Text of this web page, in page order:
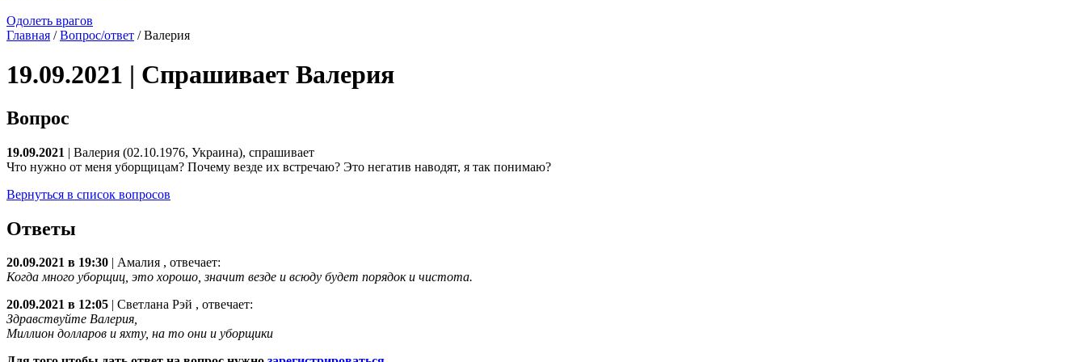
Одолеть врагов
Главная /Вопрос/ответ / Валерия
19.09.2021 | Спрашивает Валерия
Вопрос
19.09.2021 | Валерия (02.10.1976, Украина), спрашивает
Что нужно от меня уборщицам? Почему везде их встречаю? Это негатив наводят, я так понимаю?
Вернуться в список вопросов
Ответы
20.09.2021 в 19:30 Амалия , отвечает:
Когда много уборщиц, это хорошо, значит везде и всюду будет порядок и чистота.
20.09.2021 в 12:05
Светлана Рэй , отвечает:
Здравствуйте Валерия,
Миллион долларов и яхту, на то они и уборщики